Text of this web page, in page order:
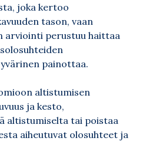
joka kertoo
tason, vaan
arviointi perustuu haittaa
painottaa.
altistumisen
ja kesto,
altistumiselta tai poistaa
aiheutuvat olosuhteet ja